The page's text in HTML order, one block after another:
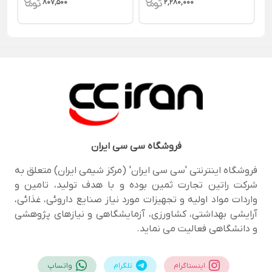
2,280,000
807,500
فروشگاهسی سی ایران
فروشگاه اینترنتی 'سی سی ایران' (مرکز شیمی ایران) متعلق به
شرکت راتین تجارت ثمین بوده و با هدف تولید، تامین و
واردات مواد اولیه و تجهیزات مورد نیاز صنایع داروئی، غذائی،
آرایشی بهداشتی، کشاورزی، آزمایشگاهی و نیازهای پژوهشی
و دانشگاهی فعالیت می نماید.
اینستاگرام تلگرام واتساپ